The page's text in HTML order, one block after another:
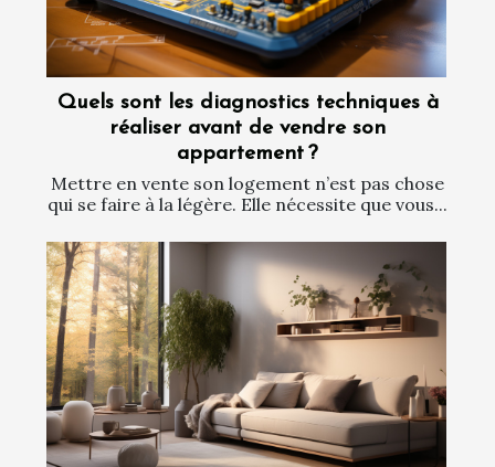
Quels sont les diagnostics techniques à
réaliser avant de vendre son
appartement ?
Mettre en vente son logement n’est pas chose
qui se faire à la légère. Elle nécessite que vous...